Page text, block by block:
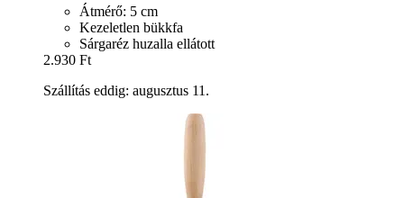
Átmérő: 5 cm
Kezeletlen bükkfa
Sárgaréz huzalla ellátott
2.930 Ft
Szállítás eddig: augusztus 11.